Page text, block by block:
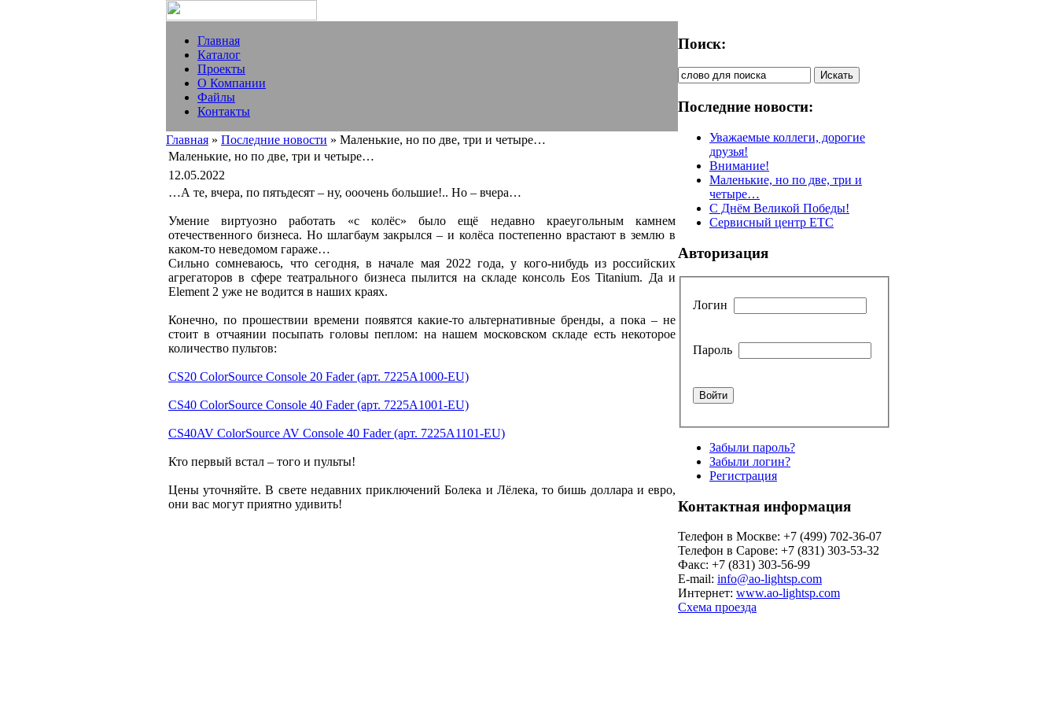
Главная
Каталог
Проекты
О Компании
Файлы
Контакты
Главная » Последние новости » Маленькие, но по две, три и четыре…
Маленькие, но по две, три и четыре…
12.05.2022
…А те, вчера, по пятьдесят – ну, ооочень большие!.. Но – вчера…
Умение виртуозно работать «с колёс» было ещё недавно краеугольным камнем
отечественного бизнеса. Но шлагбаум закрылся – и колёса постепенно врастают в землю в
каком-то неведомом гараже…
Сильно сомневаюсь, что сегодня, в начале мая 2022 года, у кого-нибудь из российских
агрегаторов в сфере театрального бизнеса пылится на складе консоль Eos Titanium. Да и
Element 2 уже не водится в наших краях.
Конечно, по прошествии времени появятся какие-то альтернативные бренды, а пока – не
стоит в отчаянии посыпать головы пеплом: на нашем московском складе есть некоторое
количество пультов:
CS20 ColorSource Console 20 Fader (арт. 7225A1000-EU)
CS40 ColorSource Console 40 Fader (арт. 7225A1001-EU)
CS40AV ColorSource AV Console 40 Fader (арт. 7225A1101-EU)
Кто первый встал – того и пульты!
Цены уточняйте. В свете недавних приключений Болека и Лёлека, то бишь доллара и евро,
они вас могут приятно удивить!
Поиск:
Последние новости:
Уважаемые коллеги, дорогие
друзья!
Внимание!
Маленькие, но по две, три и
четыре…
С Днём Великой Победы!
Сервисный центр ETC
Авторизация
Логин
Пароль
Забыли пароль?
Забыли логин?
Регистрация
Контактная информация
Телефон в Москве: +7 (499) 702-36-07
Телефон в Сарове: +7 (831) 303-53-32
Факс: +7 (831) 303-56-99
E-mail: info@ao-lightsp.com
Интернет: www.ao-lightsp.com
Схема проезда